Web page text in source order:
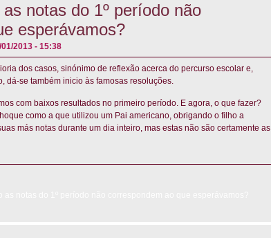
notas do 1º período não
esperávamos?
2013 - 15:38
dos casos, sinónimo de reflexão acerca do percurso escolar e,
dá-se também inicio às famosas resoluções.
com baixos resultados no primeiro período. E agora, o que fazer?
como a que utilizou um Pai americano, obrigando o filho a
más notas durante um dia inteiro, mas estas não são certamente as